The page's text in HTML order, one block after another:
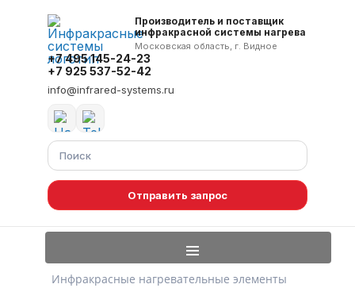
Производитель и поставщик
инфракрасной системы нагрева
Московская область, г. Видное
+7 495 145-24-23
+7 925 537-52-42
info@infrared-systems.ru
Отправить запрос
Инфракрасные нагревательные элементы